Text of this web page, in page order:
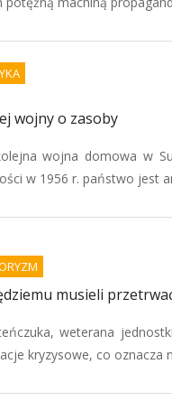
wojny o zasoby
wojna domowa w
w 1956 r. państwo jest
musieli
weterana
kryzysowe, co oznacza